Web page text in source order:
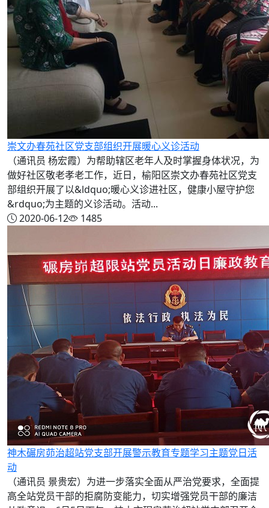
崇文办春苑社区党支部组织开展暖心义诊活动
（通讯员 杨宏霞）为帮助辖区老年人及时掌握身体状况，为
做好社区敬老孝老工作，近日，榆阳区崇文办春苑社区党支
部组织开展了以&ldquo;暖心义诊进社区，健康小屋守护您
&rdquo;为主题的义诊活动。活动...
2020-06-12
1485
神木碾房茆治超站党支部开展警示教育专题学习主题党日活
动
（通讯员 景贵宏）为进一步落实全面从严治党要求，全面提
高全站党员干部的拒腐防变能力，切实增强党员干部的廉洁